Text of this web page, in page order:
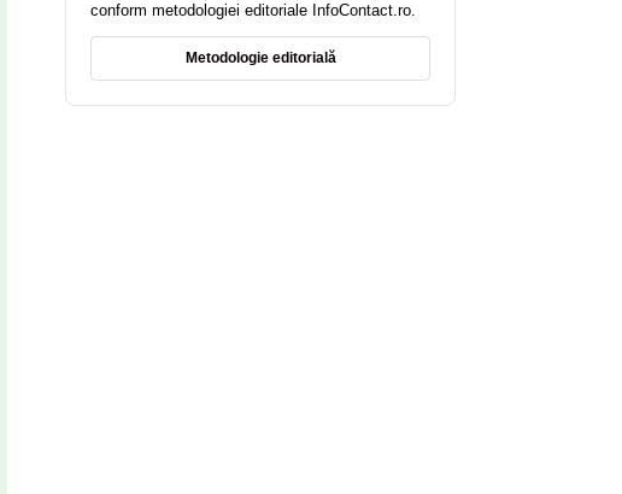
conform metodologiei editoriale InfoContact.ro.
Metodologie editorială